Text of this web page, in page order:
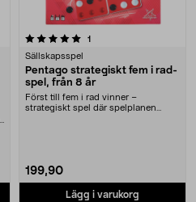
1
Sällskapsspel
Pentago strategiskt fem i rad-
spel, från 8 år
Först till fem i rad vinner –
strategiskt spel där spelplanen
199,90
Lägg i varukorg